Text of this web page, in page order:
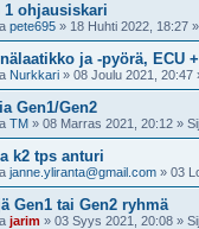
1 ohjausiskari
pete695 » 18 Huhti 2022, 18:27
ja -pyörä, ECU
Nurkkari » 08 Joulu 2021, 20:47
Gen1/Gen2
TM » 08 Marras 2021, 20:12 »
k2 tps anturi
janne.yliranta@gmail.com » 03
Gen1 tai Gen2 ryhmä
jarim » 03 Syys 2021, 20:08 »